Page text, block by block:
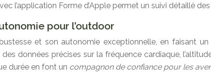
l’application Forme d’Apple permet un suivi détaillé
pour l’outdoor
et son autonomie exceptionnelle, en faisant
données précises sur la fréquence cardiaque,
durée en font un compagnon de confiance pour les